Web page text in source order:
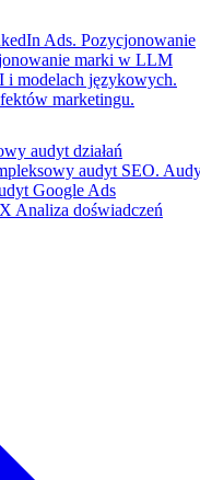
Ads. Pozycjonowanie
marki w LLM
modelach językowych.
marketingu.
audyt działań
audyt SEO.
Google Ads
Analiza doświadczeń